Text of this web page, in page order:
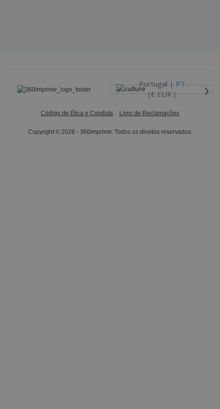
Portugal |PT
(€ EUR )
›
Código de Ética e Conduta Livro de Reclamações
Copyright © 2026 - 360imprimir. Todos os direitos reservados.